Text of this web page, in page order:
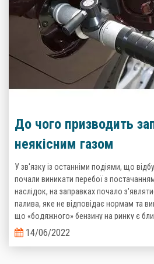
До чого призводить
неякісним газом
У зв'язку із останніми подіями, що
почали виникати перебої з
наслідок, на заправках почало
палива, яке не відповідає нормам та
що «бодяжного» бензину на ринку є
важко когось здивувати, то тепер
стає реальністю.
14/06/2022